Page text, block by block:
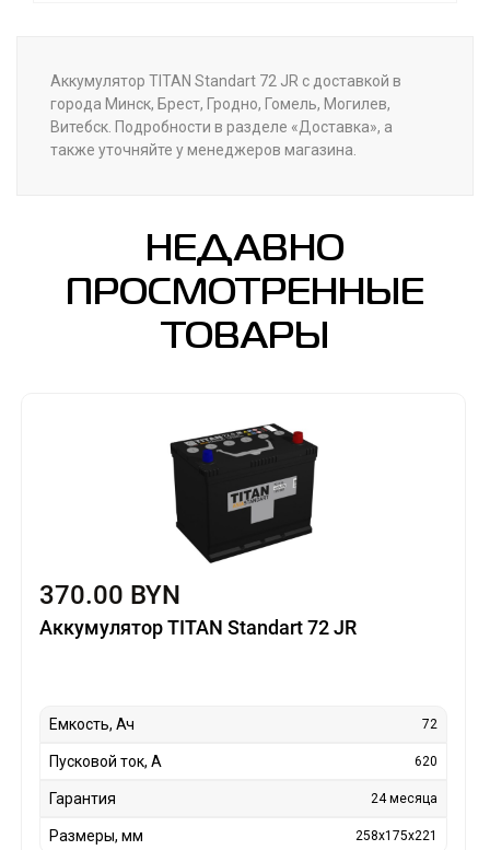
Аккумулятор TITAN Standart 72 JR с доставкой в
города Минск, Брест, Гродно, Гомель, Могилев,
Витебск. Подробности в разделе «Доставка», а
также уточняйте у менеджеров магазина.
НЕДАВНО
ПРОСМОТРЕННЫЕ
ТОВАРЫ
370.00 BYN
Аккумулятор TITAN Standart 72 JR
Емкость, Ач 72
Пусковой ток, А 620
Гарантия 24 месяца
Размеры, мм 258х175х221